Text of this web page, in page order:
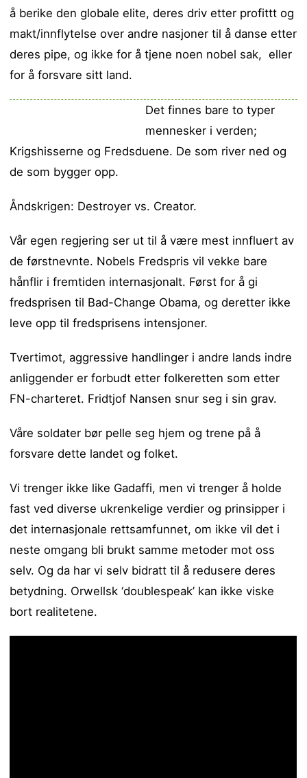
å berike den globale elite, deres driv etter profittt og
makt/innflytelse over andre nasjoner til å danse etter
deres pipe, og ikke for å tjene noen nobel sak, eller
for å forsvare sitt land.
Det finnes bare to typer
mennesker i verden;
Krigshisserne og Fredsduene. De som river ned og
de som bygger opp.
Åndskrigen: Destroyer vs. Creator.
Vår egen regjering ser ut til å være mest innfluert av
de førstnevnte. Nobels Fredspris vil vekke bare
hånflir i fremtiden internasjonalt. Først for å gi
fredsprisen til Bad-Change Obama, og deretter ikke
leve opp til fredsprisens intensjoner.
Tvertimot, aggressive handlinger i andre lands indre
anliggender er forbudt etter folkeretten som etter
FN-charteret. Fridtjof Nansen snur seg i sin grav.
Våre soldater bør pelle seg hjem og trene på å
forsvare dette landet og folket.
Vi trenger ikke like Gadaffi, men vi trenger å holde
fast ved diverse ukrenkelige verdier og prinsipper i
det internasjonale rettsamfunnet, om ikke vil det i
neste omgang bli brukt samme metoder mot oss
selv. Og da har vi selv bidratt til å redusere deres
betydning. Orwellsk ‘doublespeak’ kan ikke viske
bort realitetene.